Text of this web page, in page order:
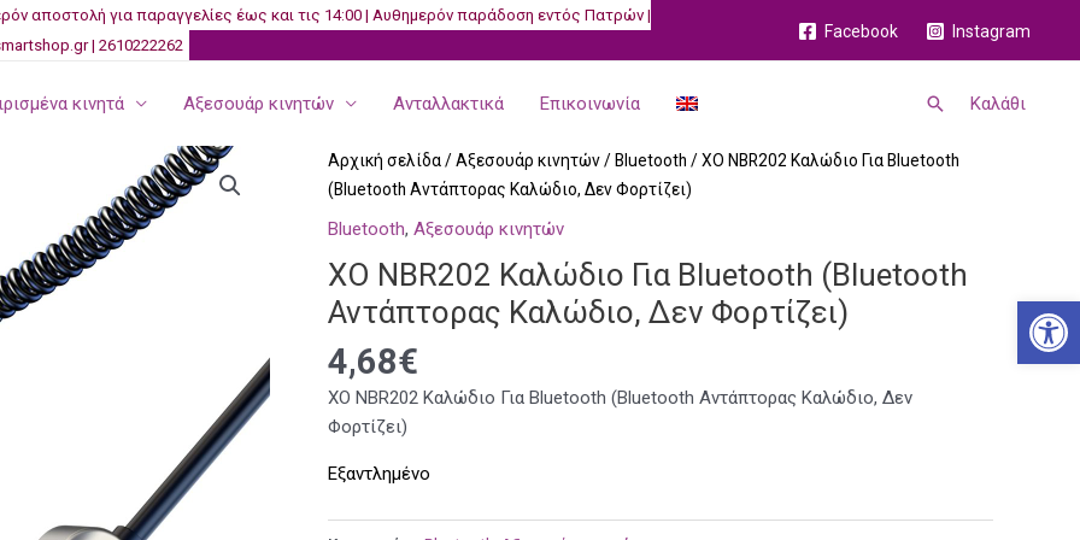
αποστολή για παραγγελίες έως και τις 14:00 | Αυθημερόν παράδοση εντός Πατρών |
| 2610222262
Facebook Instagram
κινητά Αξεσουάρ κινητών Ανταλλακτικά Επικοινωνία Αναζήτηση
Καλάθι
Αρχική σελίδα/Αξεσουάρ κινητών/ Bluetooth / XO NBR202 Καλώδιο Για Bluetooth
(Bluetooth Αντάπτορας Καλώδιο, Δεν Φορτίζει)
Bluetooth, Αξεσουάρ κινητών
XO NBR202 Καλώδιο Για Bluetooth (Bluetooth
Αντάπτορας Καλώδιο, Δεν Φορτίζει)
4,68€
XO NBR202 Καλώδιο Για Bluetooth (Bluetooth Αντάπτορας Καλώδιο, Δεν
Φορτίζει)
Εξαντλημένο